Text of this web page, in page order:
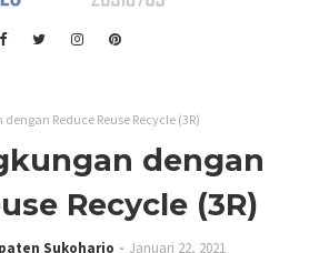
Reduce Reuse Recycle (3R)
dengan
Recycle (3R)
Sukoharjo Januari 22, 2021